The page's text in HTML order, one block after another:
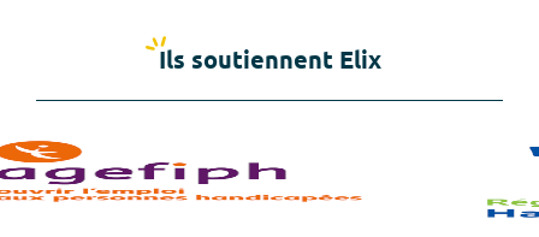
Ils soutiennent Elix